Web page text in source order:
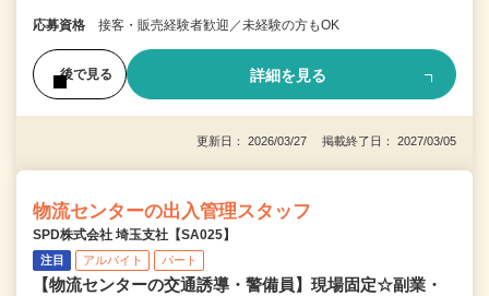
応募資格 接客・販売経験者歓迎／未経験の方もOK
後で見る 詳細を見る
更新日： 2026/03/27 掲載終了日： 2027/03/05
物流センターの出入管理スタッフ
SPD株式会社 埼玉支社【SA025】
注目 アルバイト パート
【物流センターの交通誘導・警備員】現場固定☆副業・